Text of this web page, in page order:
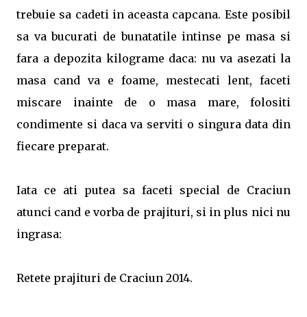
trebuie sa cadeti in aceasta capcana. Este posibil
sa va bucurati de bunatatile intinse pe masa si
fara a depozita kilograme daca: nu va asezati la
masa cand va e foame, mestecati lent, faceti
miscare inainte de o masa mare, folositi
condimente si daca va serviti o singura data din
fiecare preparat.
Iata ce ati putea sa faceti special de Craciun
atunci cand e vorba de prajituri, si in plus nici nu
ingrasa:
Retete prajituri de Craciun 2014.